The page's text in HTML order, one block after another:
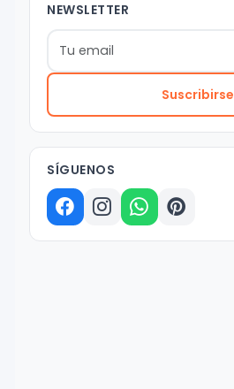
NEWSLETTER
Suscribirse
SÍGUENOS